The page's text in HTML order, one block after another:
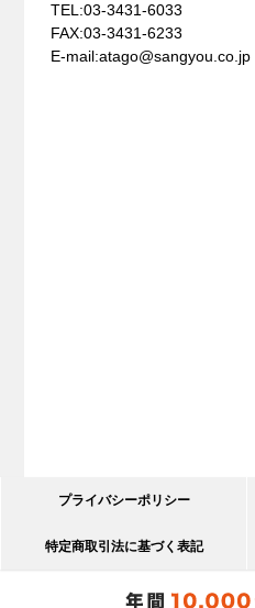
TEL:03-3431-6033
FAX:03-3431-6233
E-mail:atago@sangyou.co.jp
プライバシーポリシー
特定商取引法に基づく表記